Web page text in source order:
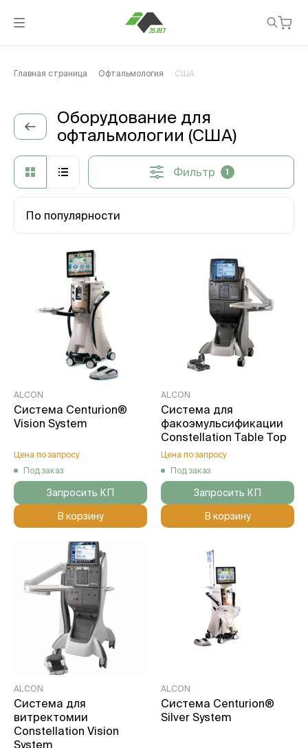
Главная страница Офтальмология США
Оборудование для
офтальмологии (США)
Фильтр 1
По популярности
ALCON
Система Centurion®
Vision System
Цена по запросу
Под заказ
Запросить КП
В корзину
ALCON
Система для
факоэмульсификации
Constellation Table Top
Цена по запросу
Под заказ
Запросить КП
В корзину
ALCON
Система для
витректомии
Constellation Vision
System
ALCON
Система Centurion®
Silver System